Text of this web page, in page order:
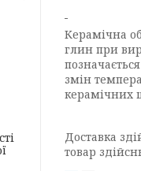
Керамічна
глин при
змін
керамічних
Доставка
товар